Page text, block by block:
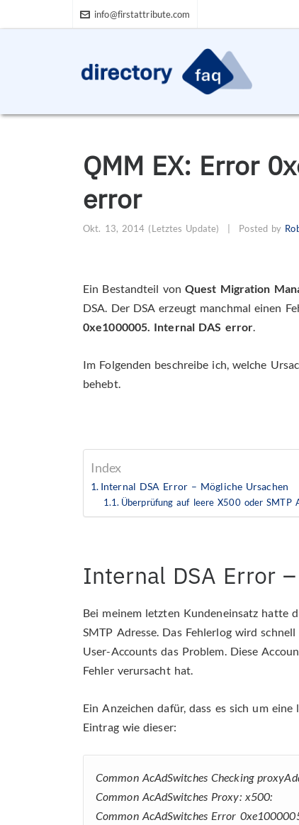
info@firstattribute.com
QMM EX: Error
error
Okt. 13, 2014 (Letztes Update) Posted by
Ein Bestandteil von Quest Migration
DSA. Der DSA erzeugt manchmal einen
0xe1000005. Internal DAS error.
Im Folgenden beschreibe ich, welche
behebt.
Index
Internal DSA Error – Mögliche Ursachen
Überprüfung auf leere X500 oder SMTP
Internal DSA Error
Bei meinem letzten Kundeneinsatz hatte
SMTP Adresse. Das Fehlerlog wird
User-Accounts das Problem. Diese
Fehler verursacht hat.
Ein Anzeichen dafür, dass es sich um
Eintrag wie dieser:
Common AcAdSwitches Checking
Common AcAdSwitches Proxy: x500:
Common AcAdSwitches Error